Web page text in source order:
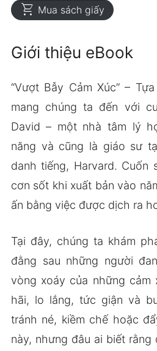
shopping_cart Mua sách giấy
Giới thiệu eBook
“Vượt Bẫy Cảm Xúc” –
mang chúng ta đến với
David – một nhà tâm lý
năng và cũng là giáo sư
danh tiếng, Harvard. Cuốn
cơn sốt khi xuất bản vào
ấn bằng việc được dịch ra
Tại đây, chúng ta khám
đằng sau những người
vòng xoáy của những
hãi, lo lắng, tức giận và
tránh né, kiềm chế hoặc
này, nhưng đâu ai biết